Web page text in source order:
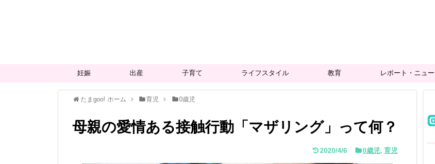
妊娠 出産 子育て ライフスタイル 教育 レポート・ニュ
たまgoo! ホーム 育児 0歳児
母親の愛情ある接触行動「マザリング」って何？
2020/4/6 0歳児,育児